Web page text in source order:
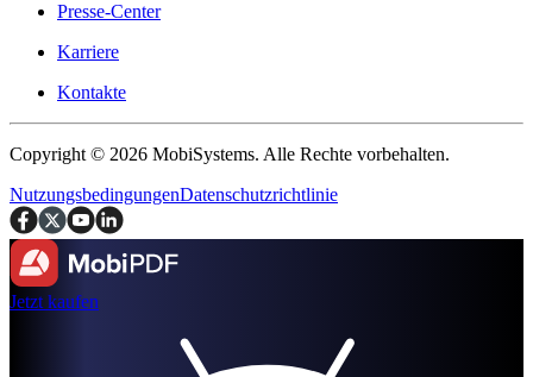
Presse-Center
Karriere
Kontakte
Copyright © 2026 MobiSystems. Alle Rechte vorbehalten.
NutzungsbedingungenDatenschutzrichtlinie
Jetzt kaufen